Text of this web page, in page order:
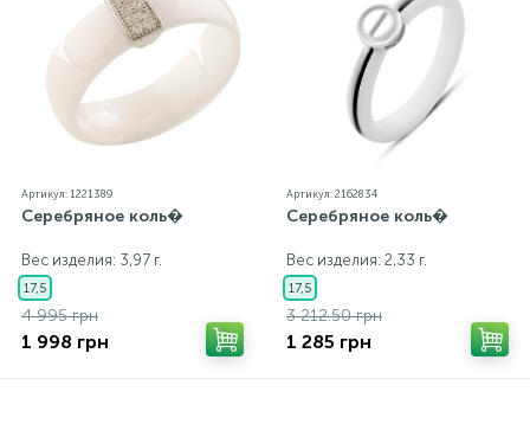
Артикул: 1221389
Серебряное коль�
Вес изделия: 3,97 г.
17,5
4 995 грн
1 998 грн
Артикул: 2162834
Серебряное коль�
Вес изделия: 2,33 г.
17,5
3 212.50 грн
1 285 грн